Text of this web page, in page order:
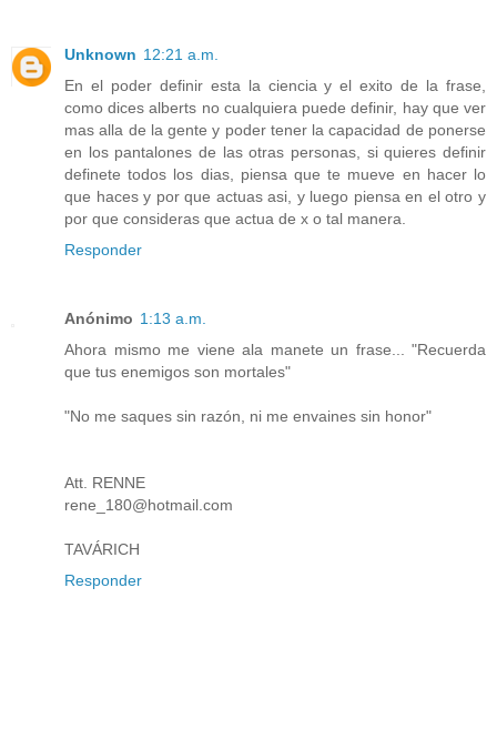
Unknown 12:21 a.m.
En el poder definir esta la ciencia y el exito de la frase,
como dices alberts no cualquiera puede definir, hay que ver
mas alla de la gente y poder tener la capacidad de ponerse
en los pantalones de las otras personas, si quieres definir
definete todos los dias, piensa que te mueve en hacer lo
que haces y por que actuas asi, y luego piensa en el otro y
por que consideras que actua de x o tal manera.
Responder
Anónimo 1:13 a.m.
Ahora mismo me viene ala manete un frase... "Recuerda
que tus enemigos son mortales"
"No me saques sin razón, ni me envaines sin honor"
Att. RENNE
rene_180@hotmail.com
TAVÁRICH
Responder